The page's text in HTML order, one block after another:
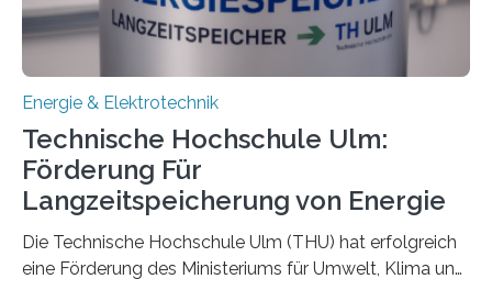
Energie & Elektrotechnik
Technische Hochschule Ulm:
Förderung Für
Langzeitspeicherung von Energie
Die Technische Hochschule Ulm (THU) hat erfolgreich
eine Förderung des Ministeriums für Umwelt, Klima und